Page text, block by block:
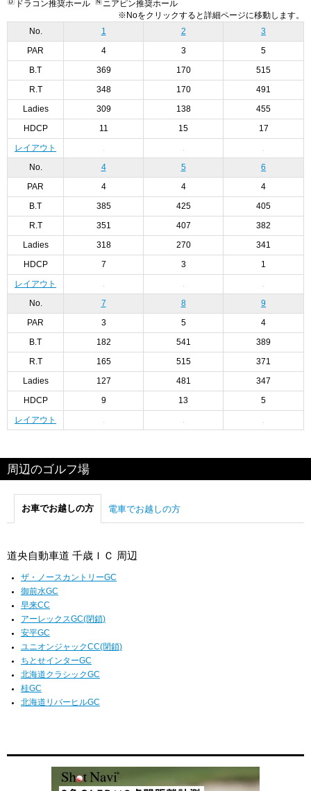
ドラコン推奨ホール
ニアピン推奨ホール
※Noをクリックすると詳細ページに移動します。
No.
1 2 3
PAR 4 3 5
B.T 369 170 515
R.T 348 170 491
Ladies 309 138 455
HDCP 11 15 17
レイアウト
No. 4 5 6
PAR 4 4 4
B.T 385 425 405
R.T 351 407 382
Ladies 318 270 341
HDCP 7 3 1
レイアウト
No. 7 8 9
PAR 3 5 4
B.T 182 541 389
R.T 165 515 371
Ladies 127 481 347
HDCP 9 13 5
レイアウト
周辺のゴルフ場
お車でお越しの方 電車でお越しの方
道央自動車道 千歳ＩＣ 周辺
ザ・ノースカントリーGC
御前水GC
早来CC
アーレックスGC(閉鎖)
安平GC
ユニオンジャックCC(閉鎖)
ちとせインターGC
北海道クラシックGC
桂GC
北海道リバーヒルGC